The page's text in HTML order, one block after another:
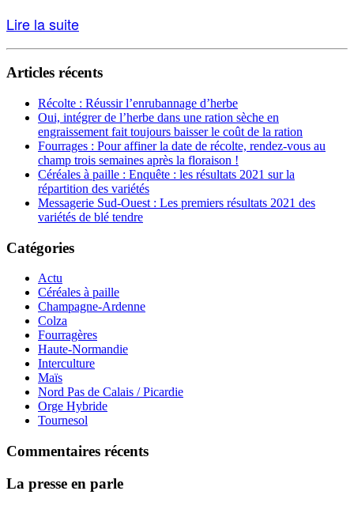
Lire la suite
Articles récents
Récolte : Réussir l’enrubannage d’herbe
Oui, intégrer de l’herbe dans une ration sèche en
engraissement fait toujours baisser le coût de la ration
Fourrages : Pour affiner la date de récolte, rendez-vous au
champ trois semaines après la floraison !
Céréales à paille : Enquête : les résultats 2021 sur la
répartition des variétés
Messagerie Sud-Ouest : Les premiers résultats 2021 des
variétés de blé tendre
Catégories
Actu
Céréales à paille
Champagne-Ardenne
Colza
Fourragères
Haute-Normandie
Interculture
Maïs
Nord Pas de Calais / Picardie
Orge Hybride
Tournesol
Commentaires récents
La presse en parle